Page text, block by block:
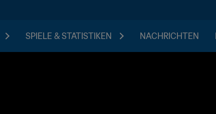
SPIELE & STATISTIKEN NACHRICHTEN